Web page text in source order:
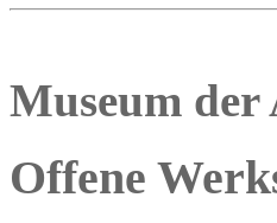
Museum der
Offene